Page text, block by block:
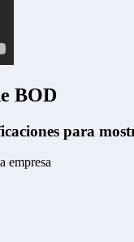
BOD
para
empresa